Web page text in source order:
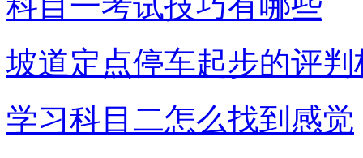
坡道定点停车起步的评
学习科目二怎么找到感觉